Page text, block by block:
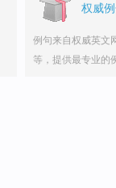
权威
例句来自权威英文
等，提供最专业的